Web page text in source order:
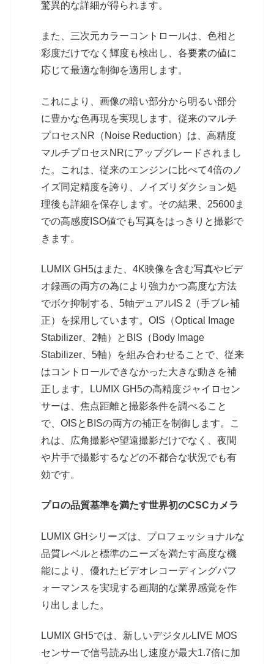
驚異的な詳細が得られます。
また、三次元カラーコントロールは、色相と
彩度だけでなく輝度も検出し、各要素の値に
応じて最適な制御を適用します。
これにより、画像の暗い部分から明るい部分
に豊かな色再現を実現します。従来のマルチ
プロセスNR（Noise Reduction）は、高精度
マルチプロセスNRにアップグレードされまし
た。これは、従来のエンジンに比べて4倍のノ
イズ同定精度を誇り、ノイズリダクション処
理後も詳細を保存します。その結果、25600ま
での高感度ISO値でも写真をはっきりと撮影で
きます。
LUMIX GH5はまた、4K映像を含む写真やビデ
オ録画の両方の為により強力かつ高度な方法
でボケ抑制する、5軸デュアルIS 2（手ブレ補
正）を採用しています。OIS（Optical Image
Stabilizer、2軸）とBIS（Body Image
Stabilizer、5軸）を組み合わせることで、従来
はコントロールできなかった大きな動きを補
正します。LUMIX GH5の高精度ジャイロセン
サーは、焦点距離と撮影条件を調べること
で、OISとBISの両方の補正を制御します。こ
れは、広角撮影や望遠撮影だけでなく、夜間
や片手で撮影するなどの不都合な状況でも有
効です。
プロの品質基準を満たす世界初のCSCカメラ
LUMIX GHシリーズは、プロフェッショナルな
品質レベルと標準のニーズを満たす高度な機
能により、優れたビデオレコーディングパフ
ォーマンスを実現する画期的な業界感覚を作
り出しました。
LUMIX GH5では、新しいデジタルLIVE MOS
センサーで信号読み出し速度が最大1.7倍に加